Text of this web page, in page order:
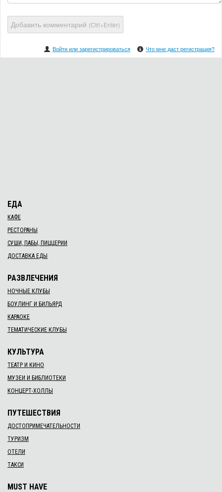
Добавить комментарий (Ctrl+Enter)
Войти или зарегистрироваться Что мне даст регистрация?
ЕДА
КАФЕ
РЕСТОРАНЫ
СУШИ, ПАБЫ, ПИЦЦЕРИИ
ДОСТАВКА ЕДЫ
РАЗВЛЕЧЕНИЯ
НОЧНЫЕ КЛУБЫ
БОУЛИНГ И БИЛЬЯРД
КАРАОКЕ
ТЕМАТИЧЕСКИЕ КЛУБЫ
КУЛЬТУРА
ТЕАТР И КИНО
МУЗЕИ И БИБЛИОТЕКИ
КОНЦЕРТ-ХОЛЛЫ
ПУТЕШЕСТВИЯ
ДОСТОПРИМЕЧАТЕЛЬНОСТИ
ТУРИЗМ
ОТЕЛИ
ТАКСИ
MUST HAVE